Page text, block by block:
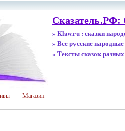
Сказатель.РФ:
» Klaw.ru : сказки
» Все русские народные
» Тексты сказок
Магазин